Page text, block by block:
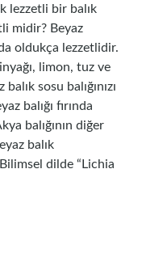
lezzetli bir balık
midir? Beyaz
oldukça lezzetlidir.
limon, tuz ve
sosu balığınızı
balığı fırında
balığının diğer
balık
dilde “Lichia